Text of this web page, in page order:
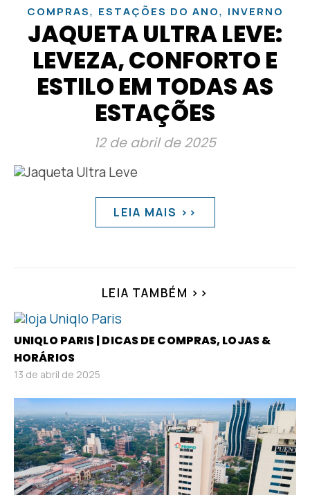
COMPRAS, ESTAÇÕES DO ANO, INVERNO
JAQUETA ULTRA LEVE:
LEVEZA, CONFORTO E
ESTILO EM TODAS AS
ESTAÇÕES
12 de abril de 2025
LEIA MAIS >>
LEIA TAMBÉM >>
UNIQLO PARIS | DICAS DE COMPRAS, LOJAS &
HORÁRIOS
13 de abril de 2025